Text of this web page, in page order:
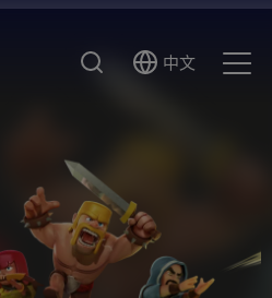
搜
Select
中文